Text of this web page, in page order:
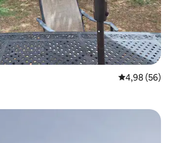
Gemiddelde
4,98 (56)